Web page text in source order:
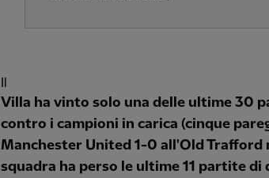
Villa ha vinto solo una delle ultime 30
contro i campioni in carica (cinque
Manchester United 1-0 all'Old Trafford
squadra ha perso le ultime 11 partite di